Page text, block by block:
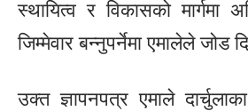
स्थायित्व र विकासको मार्गमा
जिम्मेवार बन्नुपर्नेमा एमालेले जोड
उक्त ज्ञापनपत्र एमाले